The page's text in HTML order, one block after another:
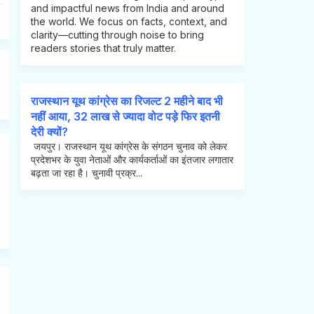
and impactful news from India and around
the world. We focus on facts, context, and
clarity—cutting through noise to bring
readers stories that truly matter.
राजस्थान यूथ कांग्रेस का रिजल्ट 2 महीने बाद भी
नहीं आया, 32 लाख से ज्यादा वोट पड़े फिर इतनी
देरी क्यों?
जयपुर। राजस्थान यूथ कांग्रेस के संगठन चुनाव को लेकर
प्रदेशभर के युवा नेताओं और कार्यकर्ताओं का इंतजार लगातार
बढ़ता जा रहा है। चुनावी प्रक्र...